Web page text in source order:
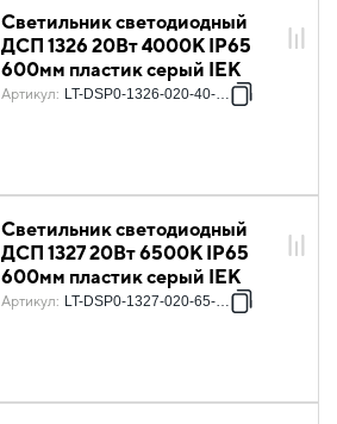
Светильник светодиодный
ДСП 1326 20Вт 4000К IP65
600мм пластик серый IEK
Артикул: LT-DSP0-1326-020-40-K01
Светильник светодиодный
ДСП 1327 20Вт 6500К IP65
600мм пластик серый IEK
Артикул: LT-DSP0-1327-020-65-K01